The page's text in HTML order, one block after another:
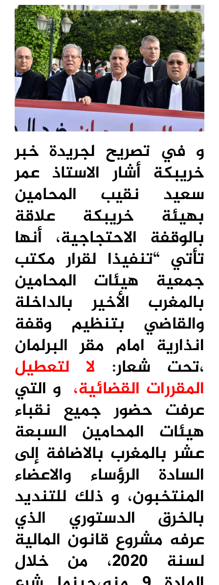
و في تصريح لجريدة خبر
خريبكة أشار الاستاذ عمر
سعيد نقيب المحامين
بهيئة خريبكة علاقة
بالوقفة الاحتجاجية، أنها
تأتي “تنفيذا لقرار مكتب
جمعية هيئات المحامين
بالمغرب الأخير بالداخلة
والقاضي بتنظيم وقفة
انذارية امام مقر البرلمان
،تحت شعار: لا لتعطيل
المقررات القضائية، و التي
عرفت حضور جميع نقباء
هيئات المحامين السبعة
عشر بالمغرب بالاضافة إلى
السادة الرؤساء والاعضاء
المنتخبون، و ذلك للتنديد
بالخرق الدستوري الذي
عرفه مشروع قانون المالية
لسنة 2020، من خلال